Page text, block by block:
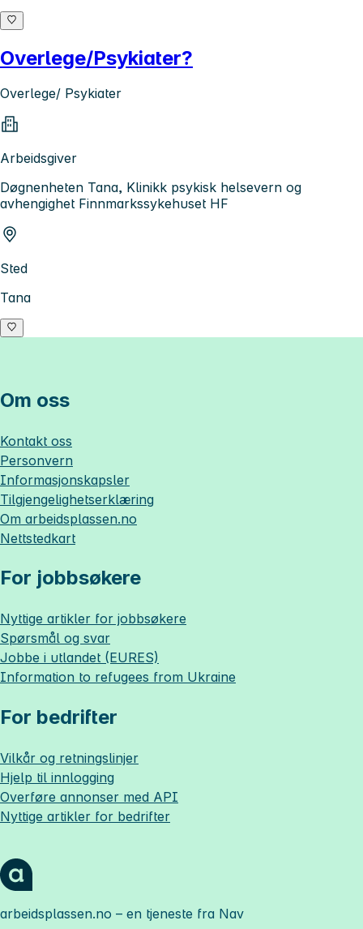
Overlege/Psykiater?
Overlege/ Psykiater
Arbeidsgiver
Døgnenheten Tana, Klinikk psykisk helsevern og
avhengighet Finnmarkssykehuset HF
Sted
Tana
Om oss
Kontakt oss
Personvern
Informasjonskapsler
Tilgjengelighetserklæring
Om arbeidsplassen.no
Nettstedkart
For jobbsøkere
Nyttige artikler for jobbsøkere
Spørsmål og svar
Jobbe i utlandet (EURES)
Information to refugees from Ukraine
For bedrifter
Vilkår og retningslinjer
Hjelp til innlogging
Overføre annonser med API
Nyttige artikler for bedrifter
arbeidsplassen.no – en tjeneste fra Nav